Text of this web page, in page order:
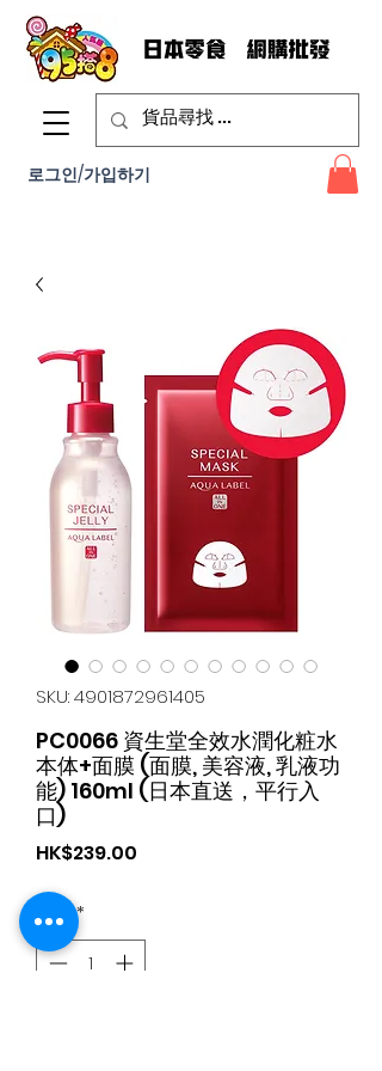
로그인/가입하기
SKU: 4901872961405
PC0066 資生堂全效水潤化粧水
本体+面膜 (面膜, 美容液, 乳液功
能) 160ml (日本直送，平行入
口)
HK$239.00
수량 *